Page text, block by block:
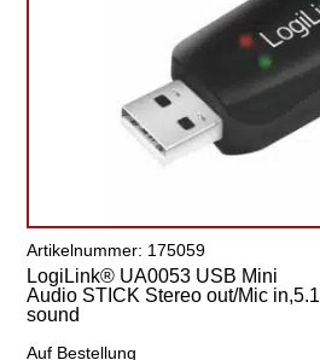
Artikelnummer: 175059
LogiLink® UA0053 USB Mini
Audio STICK Stereo out/Mic in,5.1
sound
Auf Bestellung